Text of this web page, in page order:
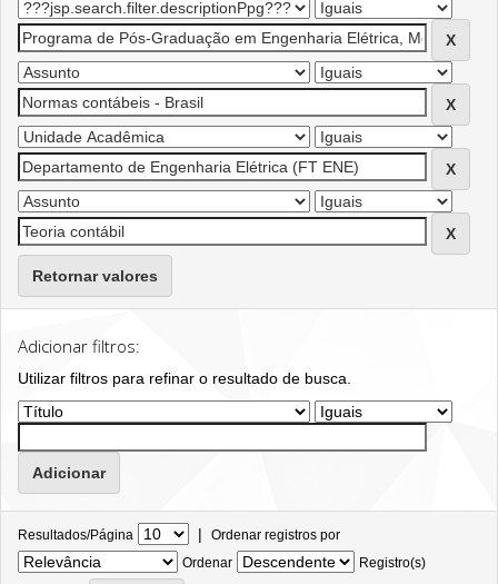
Retornar valores
Adicionar filtros:
Utilizar filtros para refinar o resultado de busca.
Resultados/Página | Ordenar registros por
Ordenar
Registro(s)